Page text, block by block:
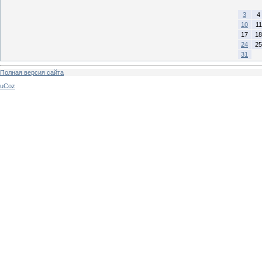
3
4
10
11
17
18
24
25
31
Полная версия сайта
uCoz